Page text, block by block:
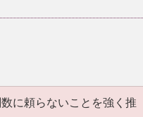
に頼らないことを強く推